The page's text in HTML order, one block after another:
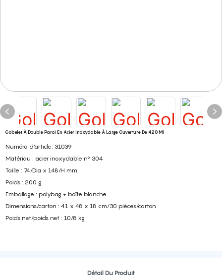
Gobelet À Double Paroi En Acier Inoxydable À Large Ouverture De 420 Ml
Numéro d'article: 31039
Matériau : acier inoxydable n° 304
Taille : 74/Dia x 148/H mm
Poids : 200 g
Emballage : polybag + boîte blanche
Dimensions/carton : 41 x 48 x 18 cm/30 pièces/carton
Poids net/poids net : 10/8 kg
Détail Du Produit